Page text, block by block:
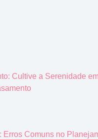
Cultive a Serenidade